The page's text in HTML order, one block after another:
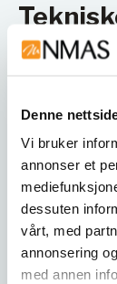
Denne
Vi bruker
annonser et
dessuten
vårt, med
annonsering
med annen
Interior
Material of
equipment
Number of
levels